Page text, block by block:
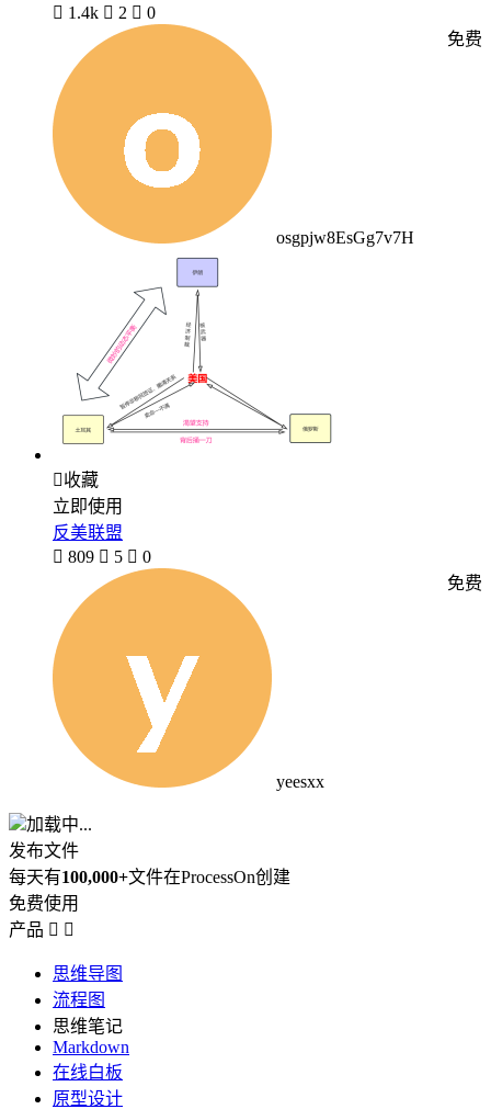
 1.4k  2  0
osgpjw8EsGg7v7H
免费
收藏
立即使用
反美联盟
 809  5  0
yeesxx
免费
加载中...
发布文件
每天有100,000+文件在ProcessOn创建
免费使用
产品  
思维导图
流程图
思维笔记
Markdown
在线白板
原型设计